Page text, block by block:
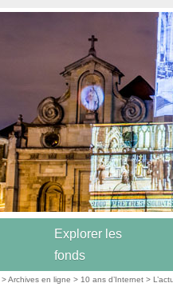
Explorer les
fonds
>Archives en ligne > 10 ans d’Internet >